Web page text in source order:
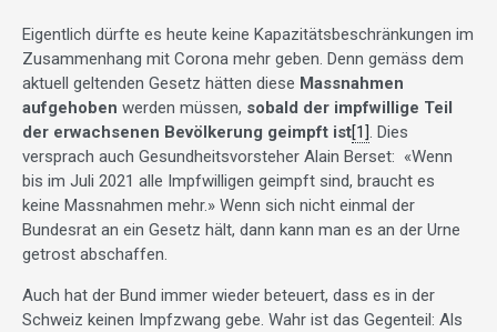
Eigentlich dürfte es heute keine Kapazitätsbeschränkungen im
Zusammenhang mit Corona mehr geben. Denn gemäss dem
aktuell geltenden Gesetz hätten diese Massnahmen
aufgehoben werden müssen, sobald der impfwillige Teil
der erwachsenen Bevölkerung geimpft ist[1]. Dies
versprach auch Gesundheitsvorsteher Alain Berset: «Wenn
bis im Juli 2021 alle Impfwilligen geimpft sind, braucht es
keine Massnahmen mehr.» Wenn sich nicht einmal der
Bundesrat an ein Gesetz hält, dann kann man es an der Urne
getrost abschaffen.
Auch hat der Bund immer wieder beteuert, dass es in der
Schweiz keinen Impfzwang gebe. Wahr ist das Gegenteil: Als